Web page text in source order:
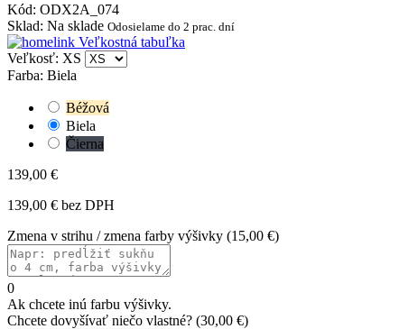
Kód: ODX2A_074
Sklad: Na sklade Odosielame do 2 prac. dní
Veľkostná tabuľka
Veľkosť: XS
Farba: Biela
Béžová
Biela
Čierna
139,00 €
139,00 € bez DPH
Zmena v strihu / zmena farby výšivky (15,00 €)
0
Ak chcete inú farbu výšivky.
Chcete dovyšívať niečo vlastné? (30,00 €)